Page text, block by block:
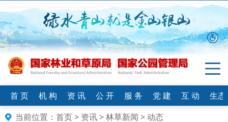
首 页 机 构 资 讯 公 开 服 务 党 建 互 动
生
当前位置： 首页> 资讯>林草新闻 >动态